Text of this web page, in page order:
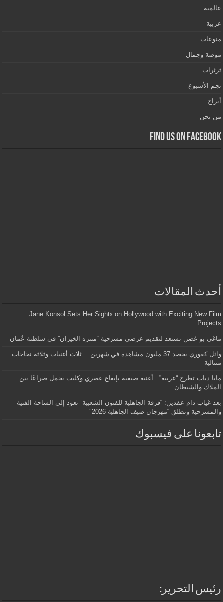
عالمية
عربية
منوعات
موضة وجمال
ثرثرات
نجم الأسبوع
أبراج
من نحن
Find us on Facebook
أحدث المقالات
Jane Konsol Sets Her Sights on Hollywood with Exciting New Film
Projects
ماغي بو غصن تستعد لتقديم عرضي مسرحية “منتزه الخيران” في سلطنة عُمان
وائل كفوري يحصد 37 مليون مشاهدة في شهرين… ثلاث أغنيات وثلاثة نجاحات
متتالية
مايا دياب تطرح “غريبة”.. أغنية صيفية بإيقاع عصري وكليب يحمل صراعًا بين
الملاك والشيطان
بعد غياب دام عقدين: “فرقة الجاهلية للفنون الشعبية” تعود إلى الساحة الفنية
والمسرحية وتطلق “مهرجان صيف الجاهلية 2026″
تابعونا على فيسبوك
رئيس التحرير: